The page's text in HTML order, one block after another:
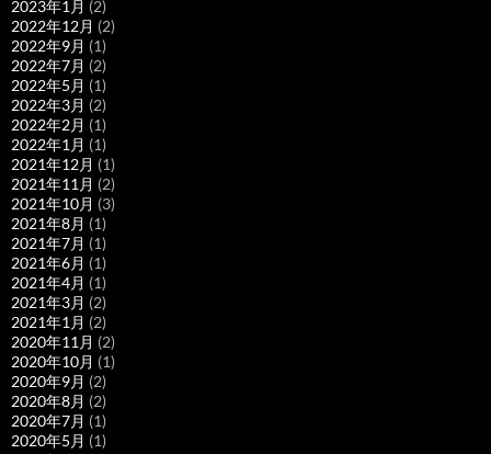
2023年1月 (2)
2022年12月 (2)
2022年9月 (1)
2022年7月 (2)
2022年5月 (1)
2022年3月 (2)
2022年2月 (1)
2022年1月 (1)
2021年12月 (1)
2021年11月 (2)
2021年10月 (3)
2021年8月 (1)
2021年7月 (1)
2021年6月 (1)
2021年4月 (1)
2021年3月 (2)
2021年1月 (2)
2020年11月 (2)
2020年10月 (1)
2020年9月 (2)
2020年8月 (2)
2020年7月 (1)
2020年5月 (1)